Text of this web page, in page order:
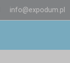
info@expodum.pl